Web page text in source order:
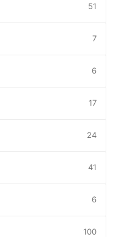
51
7
6
17
24
41
6
100